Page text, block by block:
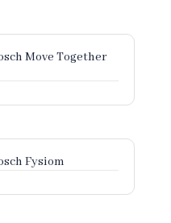
Move Together
Fysiom